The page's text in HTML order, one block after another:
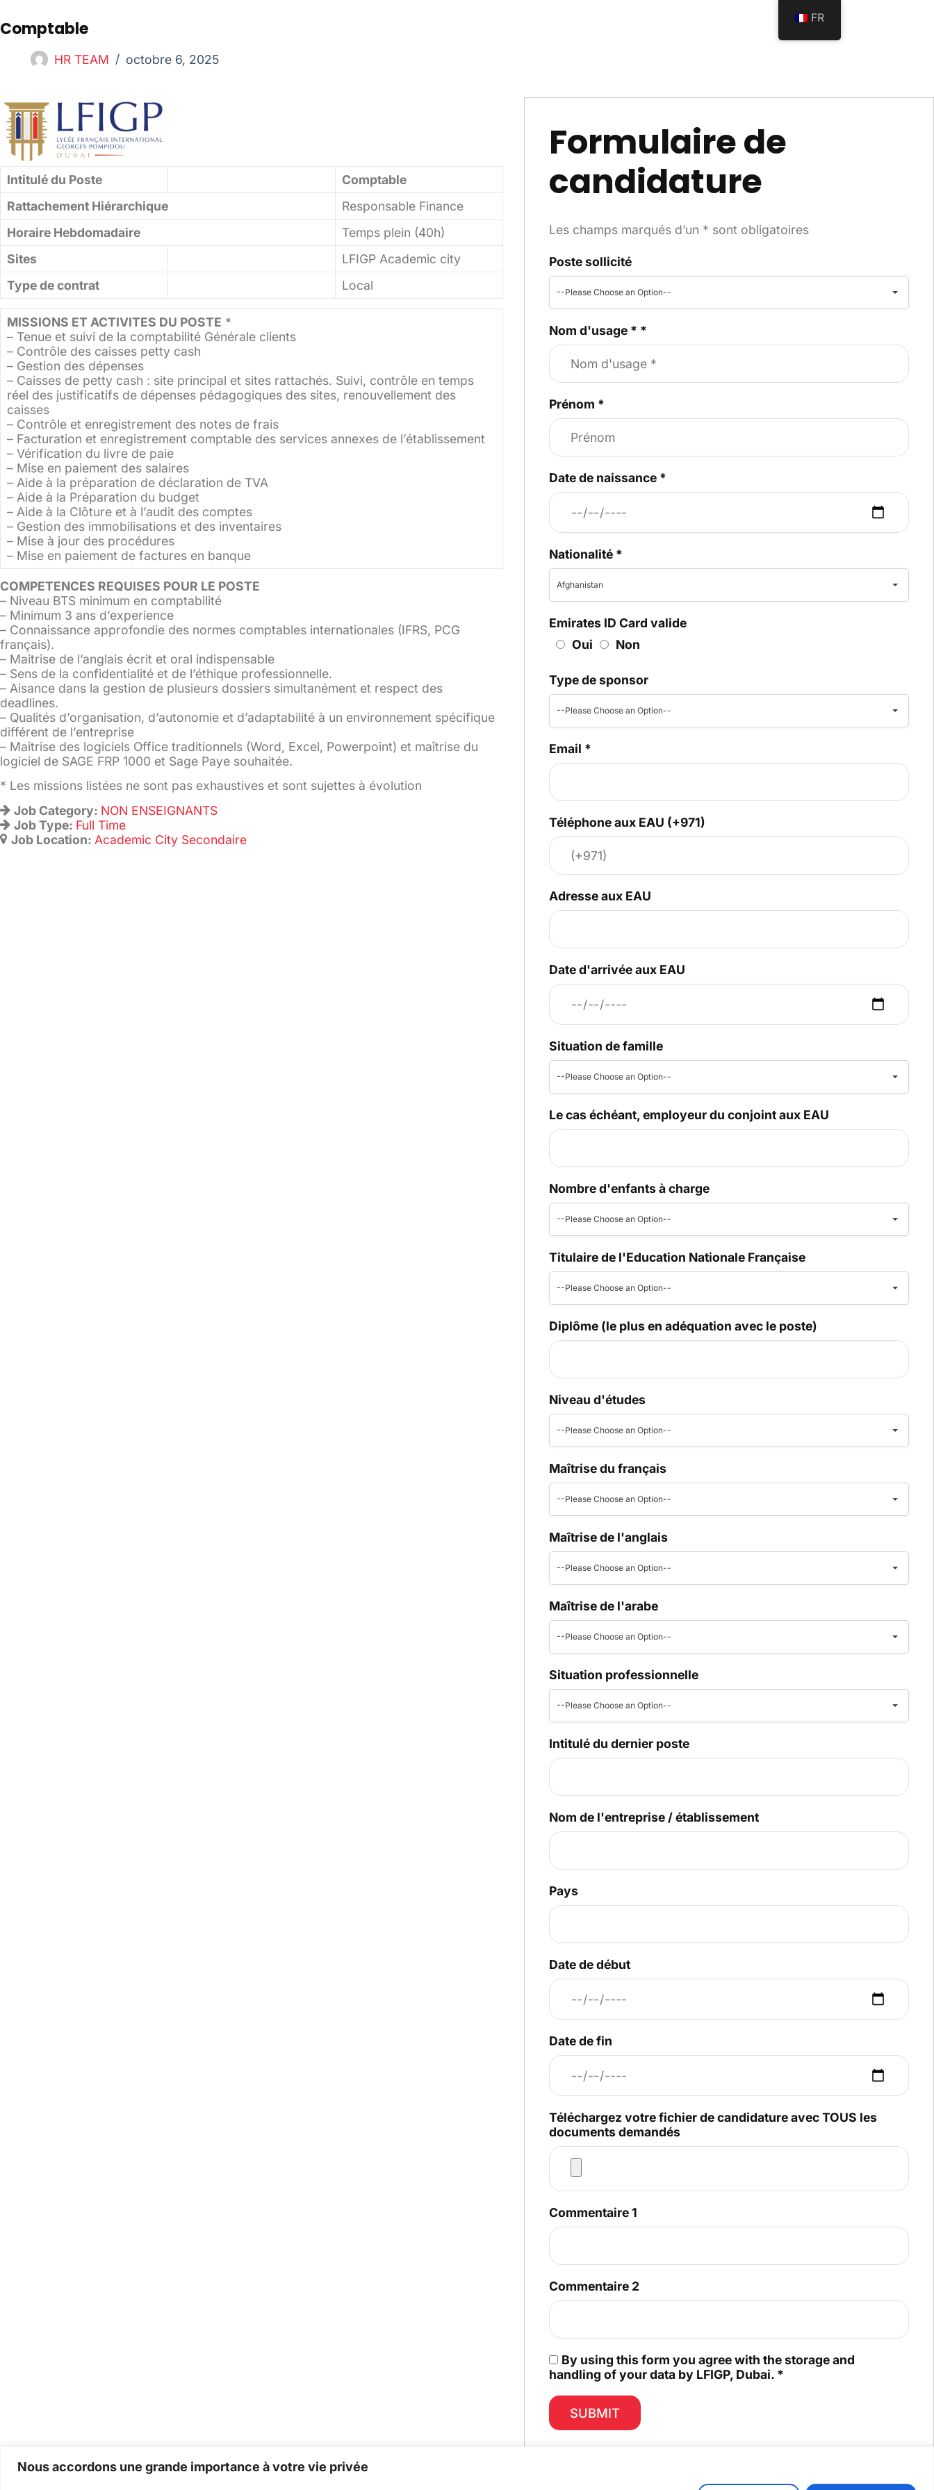
Nous accordons une grande importance à votre vie privée
Comptable
HR TEAM octobre 6, 2025
Intitulé du Poste
Comptable
Rattachement Hiérarchique
Responsable Finance
Horaire Hebdomadaire
Temps plein (40h)
Sites
LFIGP Academic city
Type de contrat
Local
MISSIONS ET ACTIVITES DU POSTE *
– Tenue et suivi de la comptabilité Générale clients
– Contrôle des caisses petty cash
– Gestion des dépenses
– Caisses de petty cash : site principal et sites rattachés. Suivi, contrôle en temps
réel des justificatifs de dépenses pédagogiques des sites, renouvellement des
caisses
– Contrôle et enregistrement des notes de frais
– Facturation et enregistrement comptable des services annexes de l’établissement
– Vérification du livre de paie
– Mise en paiement des salaires
– Aide à la préparation de déclaration de TVA
– Aide à la Préparation du budget
– Aide à la Clôture et à l’audit des comptes
– Gestion des immobilisations et des inventaires
– Mise à jour des procédures
– Mise en paiement de factures en banque
COMPETENCES REQUISES POUR LE POSTE
– Niveau BTS minimum en comptabilité
– Minimum 3 ans d’experience
– Connaissance approfondie des normes comptables internationales (IFRS, PCG
français).
– Maitrise de l’anglais écrit et oral indispensable
– Sens de la confidentialité et de l’éthique professionnelle.
– Aisance dans la gestion de plusieurs dossiers simultanément et respect des
deadlines.
– Qualités d’organisation, d’autonomie et d’adaptabilité à un environnement spécifique
différent de l’entreprise
– Maitrise des logiciels Office traditionnels (Word, Excel, Powerpoint) et maîtrise du
logiciel de SAGE FRP 1000 et Sage Paye souhaitée.
* Les missions listées ne sont pas exhaustives et sont sujettes à évolution
Job Category: NON ENSEIGNANTS
Job Type: Full Time
Job Location: Academic City Secondaire
Formulaire de
candidature
Les champs marqués d’un * sont obligatoires
Poste sollicité
--Please Choose an Option--
Nom d'usage * *
Prénom *
Date de naissance *
Nationalité *
Afghanistan
Emirates ID Card valide
Oui
Non
Type de sponsor
--Please Choose an Option--
Email *
Téléphone aux EAU (+971)
Adresse aux EAU
Date d'arrivée aux EAU
Situation de famille
--Please Choose an Option--
Le cas échéant, employeur du conjoint aux EAU
Nombre d'enfants à charge
--Please Choose an Option--
Titulaire de l'Education Nationale Française
--Please Choose an Option--
Diplôme (le plus en adéquation avec le poste)
Niveau d'études
--Please Choose an Option--
Maîtrise du français
--Please Choose an Option--
Maîtrise de l'anglais
--Please Choose an Option--
Maîtrise de l'arabe
--Please Choose an Option--
Situation professionnelle
--Please Choose an Option--
Intitulé du dernier poste
Nom de l'entreprise / établissement
Pays
Date de début
Date de fin
Téléchargez votre fichier de candidature avec TOUS les
documents demandés
Commentaire 1
Commentaire 2
By using this form you agree with the storage and
handling of your data by LFIGP, Dubai. *
Back to listings
FR